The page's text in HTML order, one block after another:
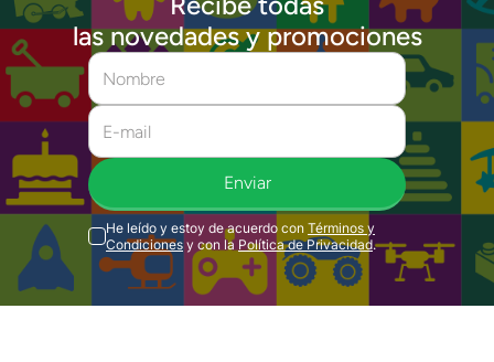
las novedades y promociones
Enviar
He leído y estoy de acuerdo con Términos y
Condiciones y con la Política de Privacidad.